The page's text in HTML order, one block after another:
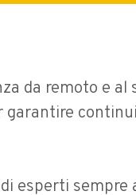
da remoto e
garantire
esperti sempre